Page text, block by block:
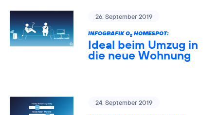
26. September 2019
INFOGRAFIK O2HOMESPOT:
Ideal beim Umzug in
die neue Wohnung
24. September 2019